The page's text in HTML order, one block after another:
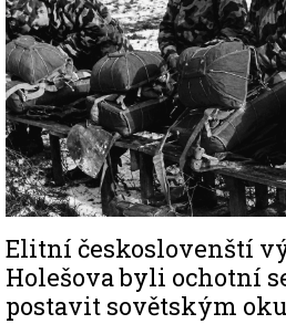
Elitní českoslovenští
Holešova byli ochotní
postavit sovětským